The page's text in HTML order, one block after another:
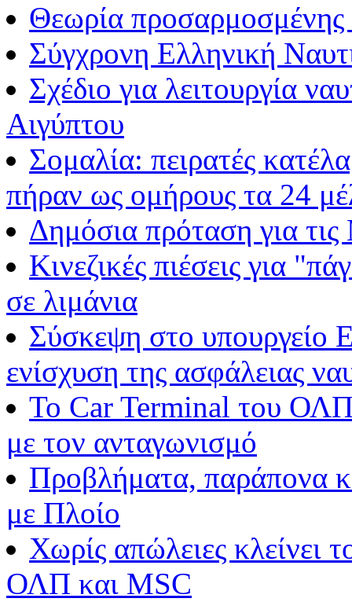
Θεωρία προσαρμοσμένης
Σύγχρονη Ελληνική
Σχέδιο για λειτουργία
Αιγύπτου
Σομαλία: πειρατές
πήραν ως ομήρους τα 24
Δημόσια πρόταση για τις
Κινεζικές πιέσεις για
σε λιμάνια
Σύσκεψη στο υπουργείο
ενίσχυση της ασφάλειας
Το Car Terminal του ΟΛΠ
με τον ανταγωνισμό
Προβλήματα, παράπονα
με Πλοίο
Χωρίς απώλειες κλείνει
ΟΛΠ και MSC